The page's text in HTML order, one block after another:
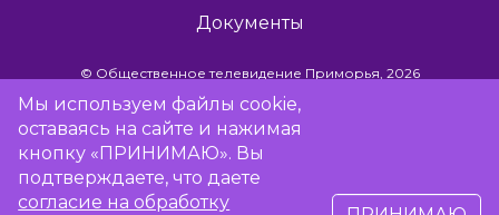
Документы
© Общественное телевидение Приморья, 2026
Разработка сайта -
Мы используем файлы cookie,
оставаясь на сайте и нажимая
кнопку «ПРИНИМАЮ». Вы
подтверждаете, что даете
согласие на обработку